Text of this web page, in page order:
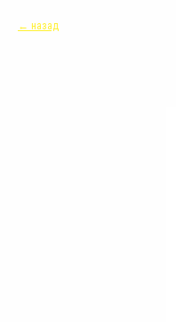
назад